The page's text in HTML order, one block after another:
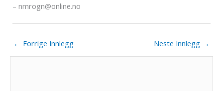
– nmrogn@online.no
← Forrige Innlegg Neste Innlegg →